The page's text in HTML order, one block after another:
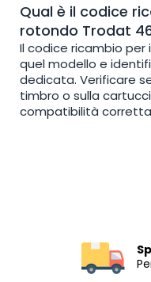
Qual è il codice
rotondo Trodat
Il codice ricambio
quel modello e
dedicata. Verificare
timbro o sulla
compatibilità